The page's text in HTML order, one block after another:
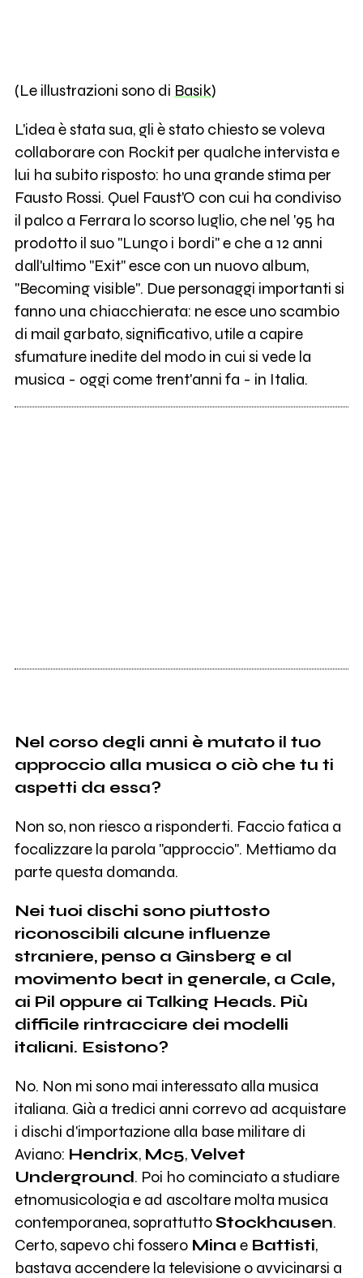
(Le illustrazioni sono di Basik)
L'idea è stata sua, gli è stato chiesto se voleva
collaborare con Rockit per qualche intervista e
lui ha subito risposto: ho una grande stima per
Fausto Rossi. Quel Faust'O con cui ha condiviso
il palco a Ferrara lo scorso luglio, che nel '95 ha
prodotto il suo "Lungo i bordi" e che a 12 anni
dall'ultimo "Exit" esce con un nuovo album,
"Becoming visible". Due personaggi importanti si
fanno una chiacchierata: ne esce uno scambio
di mail garbato, significativo, utile a capire
sfumature inedite del modo in cui si vede la
musica - oggi come trent'anni fa - in Italia.
Nel corso degli anni è mutato il tuo
approccio alla musica o ciò che tu ti
aspetti da essa?
Non so, non riesco a risponderti. Faccio fatica a
focalizzare la parola "approccio". Mettiamo da
parte questa domanda.
Nei tuoi dischi sono piuttosto
riconoscibili alcune influenze
straniere, penso a Ginsberg e al
movimento beat in generale, a Cale,
ai Pil oppure ai Talking Heads. Più
difficile rintracciare dei modelli
italiani. Esistono?
No. Non mi sono mai interessato alla musica
italiana. Già a tredici anni correvo ad acquistare
i dischi d'importazione alla base militare di
Aviano: Hendrix, Mc5,Velvet
Underground. Poi ho cominciato a studiare
etnomusicologia e ad ascoltare molta musica
contemporanea, soprattuttoStockhausen.
Certo, sapevo chi fossero Mina e Battisti,
bastava accendere la televisione o avvicinarsi a